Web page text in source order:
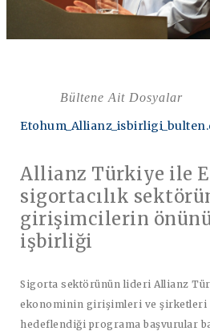
Bültene Ait Dosyalar
Allianz Türkiye ile
sigortacılık
girişimcilerin
işbirliği
Sigorta sektörünün lideri Allianz
ekonominin girişimleri ve şirketleri
hedeflendiği programa başvurular